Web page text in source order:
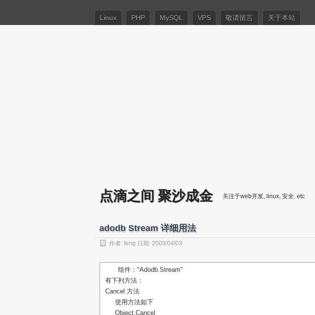
Linux PHP MySQL VPS 敬请留言 关于本站
点滴之间 聚沙成金 关注于web开发, linux, 安全. etc
adodb Stream 详细用法
作者: feng 日期: 2009/04/03
组件："Adodb.Stream"
有下列方法：
Cancel 方法
使用方法如下
Object.Cancel